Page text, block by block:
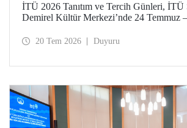
İTÜ 2026 Tanıtım ve Tercih Günleri, İTÜ
Demirel Kültür Merkezi’nde 24 Temmuz
sunumlarına katılma, Ayazağa
20 Temmuz – 13 Ağustos tarihleri arasında ziyaret ederek
bilgi alabilecek.
20 Tem 2026 Duyuru